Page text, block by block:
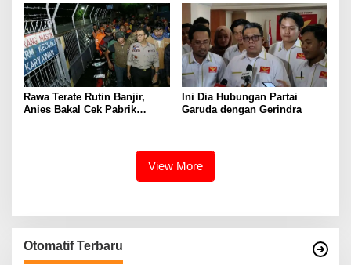
Rawa Terate Rutin Banjir,
Anies Bakal Cek Pabrik
Ini Dia Hubungan Partai
Garuda dengan Gerindra
View More
Otomatif Terbaru